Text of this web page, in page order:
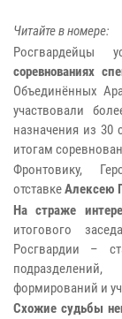
Читайте в номере:
Росгвардейцы
соревнованиях
Объединённых
участвовали
назначения из 30
итогам
Фронтовику,
отставкеАлексею
На страже
итогового
Росгвардии –
формирований и
Схожие судьбы